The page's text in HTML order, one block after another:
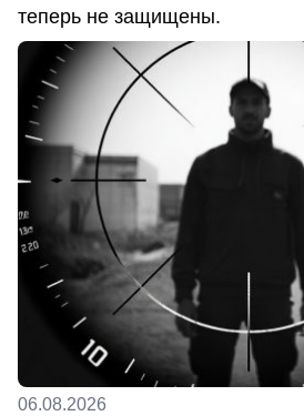
теперь не защищены.
06.08.2026